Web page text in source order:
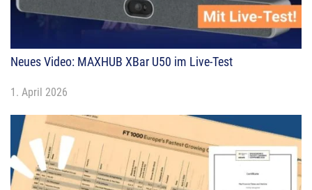
Neues Video: MAXHUB XBar U50 im Live-Test
1. April 2026